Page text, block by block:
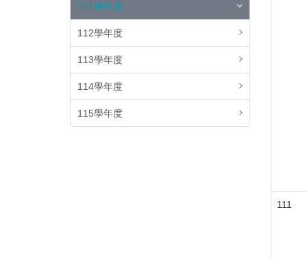
111學年度
112學年度
113學年度
114學年度
115學年度
111